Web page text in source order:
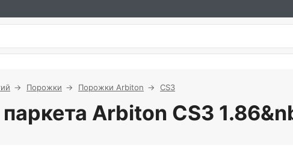
Порожки Порожки Arbiton CS3
Arbiton CS3